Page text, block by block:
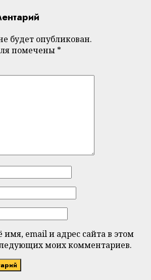
будет опубликован.
помечены *
имя, email и адрес сайта в этом
моих комментариев.